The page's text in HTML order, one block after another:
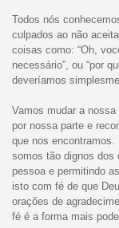
Todos nós
culpados ao não
coisas como: “Oh,
necessário”, ou “por
deveríamos
Vamos mudar a
por nossa parte e
que nos
somos tão dignos dos
pessoa e permitindo
isto com fé de que
orações de
fé é a forma mais